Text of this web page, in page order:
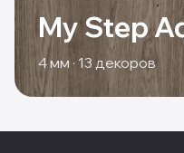
My Step
4мм · 13 декоров